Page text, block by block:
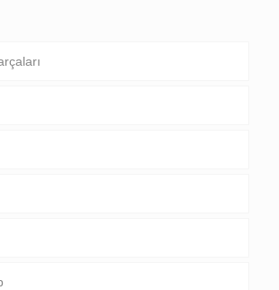
& Matkap yaka
kaplamalı & kaplı boru
& dikdörtgen boru
kondansatör & kızdırıcı tüp